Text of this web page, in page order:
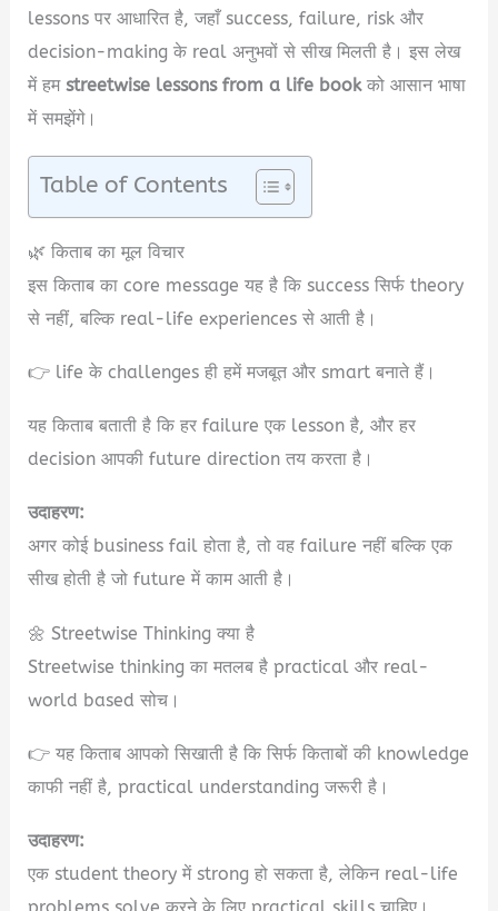
lessons पर आधारित है, जहाँ success, failure, risk और
decision-making के real अनुभवों से सीख मिलती है। इस लेख
में हमstreetwise lessons from a life bookको आसान भाषा
में समझेंगे।
Table of Contents
🌿 किताब का मूल विचार
इस किताब का core message यह है कि success सिर्फ theory
से नहीं, बल्कि real-life experiences से आती है।
👉 life के challenges ही हमें मजबूत और smart बनाते हैं।
यह किताब बताती है कि हर failure एक lesson है, और हर
decision आपकी future direction तय करता है।
उदाहरण:
अगर कोई business fail होता है, तो वह failure नहीं बल्कि एक
सीख होती है जो future में काम आती है।
🌼 Streetwise Thinking क्या है
Streetwise thinking का मतलब है practical और real-
world based सोच।
👉 यह किताब आपको सिखाती है कि सिर्फ किताबों की knowledge
काफी नहीं है, practical understanding जरूरी है।
उदाहरण:
एक student theory में strong हो सकता है, लेकिन real-life
problems solve करने के लिए practical skills चाहिए।